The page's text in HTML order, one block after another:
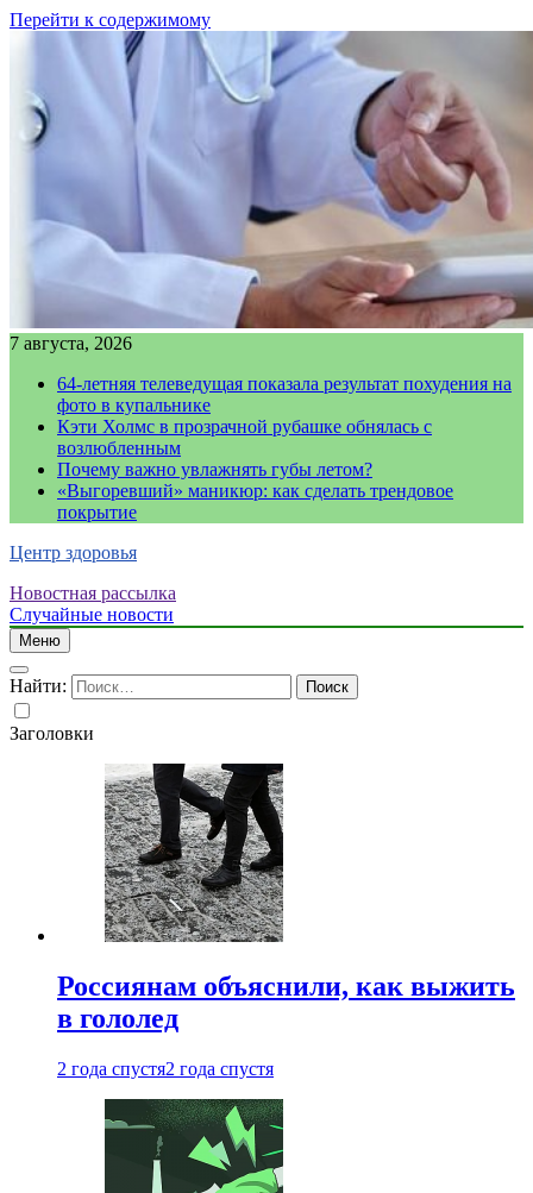
Перейти к содержимому
7 августа, 2026
64-летняя телеведущая показала результат похудения на
фото в купальнике
Кэти Холмс в прозрачной рубашке обнялась с
возлюбленным
Почему важно увлажнять губы летом?
«Выгоревший» маникюр: как сделать трендовое
покрытие
Центр здоровья
Новостная рассылка
Случайные новости
Меню
Найти:
Заголовки
Россиянам объяснили, как выжить
в гололед
2 года спустя2 года спустя